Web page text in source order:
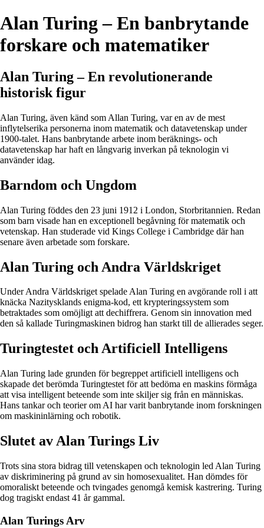
Alan Turing – En banbrytande
forskare och matematiker
Alan Turing – En revolutionerande
historisk figur
Alan Turing, även känd som Allan Turing, var en av de mest
inflytelserika personerna inom matematik och datavetenskap under
1900-talet. Hans banbrytande arbete inom beräknings- och
datavetenskap har haft en långvarig inverkan på teknologin vi
använder idag.
Barndom och Ungdom
Alan Turing föddes den 23 juni 1912 i London, Storbritannien. Redan
som barn visade han en exceptionell begåvning för matematik och
vetenskap. Han studerade vid Kings College i Cambridge där han
senare även arbetade som forskare.
Alan Turing och Andra Världskriget
Under Andra Världskriget spelade Alan Turing en avgörande roll i att
knäcka Nazitysklands enigma-kod, ett krypteringssystem som
betraktades som omöjligt att dechiffrera. Genom sin innovation med
den så kallade Turingmaskinen bidrog han starkt till de allierades seger.
Turingtestet och Artificiell Intelligens
Alan Turing lade grunden för begreppet artificiell intelligens och
skapade det berömda Turingtestet för att bedöma en maskins förmåga
att visa intelligent beteende som inte skiljer sig från en människas.
Hans tankar och teorier om AI har varit banbrytande inom forskningen
om maskininlärning och robotik.
Slutet av Alan Turings Liv
Trots sina stora bidrag till vetenskapen och teknologin led Alan Turing
av diskriminering på grund av sin homosexualitet. Han dömdes för
omoraliskt beteende och tvingades genomgå kemisk kastrering. Turing
dog tragiskt endast 41 år gammal.
Alan Turings Arv